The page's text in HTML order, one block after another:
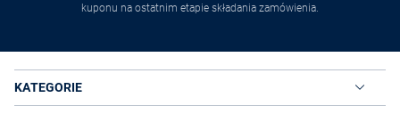
kuponu na ostatnim etapie składania zamówienia.
KATEGORIE